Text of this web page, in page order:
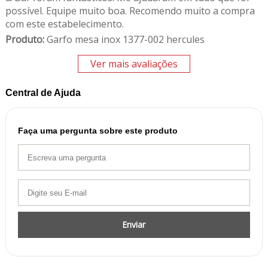
possível. Equipe muito boa. Recomendo muito a compra
com este estabelecimento.
Produto:Garfo mesa inox 1377-002 hercules
Ver mais avaliações
Central de Ajuda
Faça uma pergunta sobre este produto
Enviar